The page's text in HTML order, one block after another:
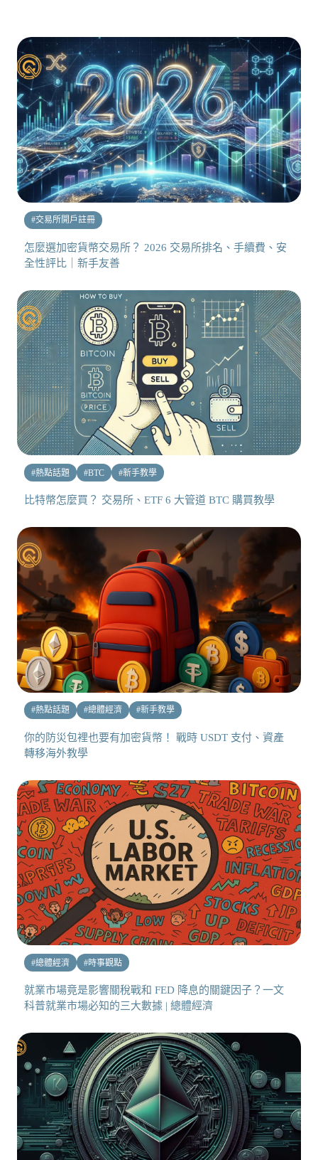
#交易所開戶註冊
怎麼選加密貨幣交易所？ 2026 交易所排名、手續費、安
全性評比｜新手友善
#熱點話題 #BTC #新手教學
比特幣怎麼買？ 交易所、ETF 6 大管道 BTC 購買教學
#熱點話題 #總體經濟 #新手教學
你的防災包裡也要有加密貨幣！ 戰時 USDT 支付、資產
轉移海外教學
#總體經濟 #時事觀點
就業市場竟是影響關稅戰和 FED 降息的關鍵因子？一文
科普就業市場必知的三大數據 | 總體經濟